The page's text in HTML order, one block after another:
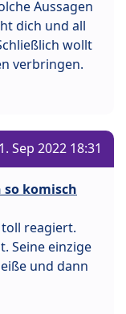
Aussagen
dich und all
wollt
verbringen.
Sep 2022 18:31
so komisch
reagiert.
Seine einzige
und dann